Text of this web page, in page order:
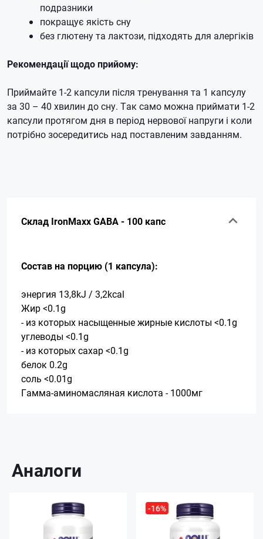
подразники
покращує якість сну
без глютену та лактози, підходять для алергіків
Рекомендації щодо прийому:
Приймайте 1-2 капсули після тренування та 1 капсулу
за 30 – 40 хвилин до сну. Так само можна приймати 1-2
капсули протягом дня в період нервової напруги і коли
потрібно зосередитись над поставленим завданням.
Склад IronMaxx GABA - 100 капс
Состав на порцию (1 капсула):
энергия 13,8kJ / 3,2kcal
Жир <0.1g
- из которых насыщенные жирные кислоты <0.1g
углеводы <0.1g
- из которых сахар <0.1g
белок 0.2g
соль <0.01g
Гамма-аминомасляная кислота - 1000мг
Аналоги
-16%